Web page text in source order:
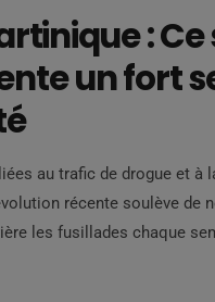
: Ce
un fort
au trafic de drogue et à
récente soulève de
les fusillades chaque
cache un système plus